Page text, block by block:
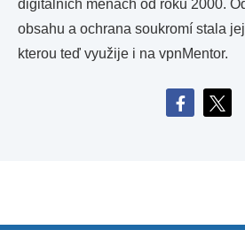
digitálních měnách od roku 2000.
obsahu a ochrana soukromí stala
kterou teď využije i na vpnMentor.